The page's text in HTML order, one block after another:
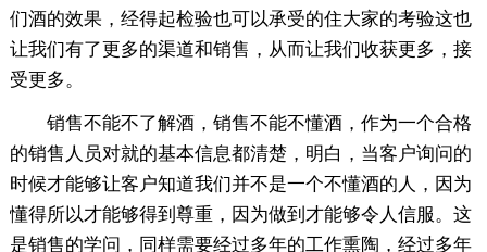
们酒的效果，经得起检验也可以承受的住大家的考验这也
让我们有了更多的渠道和销售，从而让我们收获更多，接
受更多。
销售不能不了解酒，销售不能不懂酒，作为一个合格
的销售人员对就的基本信息都清楚，明白，当客户询问的
时候才能够让客户知道我们并不是一个不懂酒的人，因为
懂得所以才能够得到尊重，因为做到才能够令人信服。这
是销售的学问，同样需要经过多年的工作熏陶，经过多年